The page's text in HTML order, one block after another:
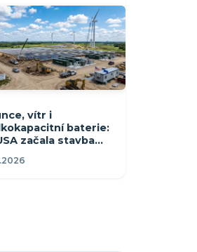
vítr i
baterie:
začala stavba
000 domácností